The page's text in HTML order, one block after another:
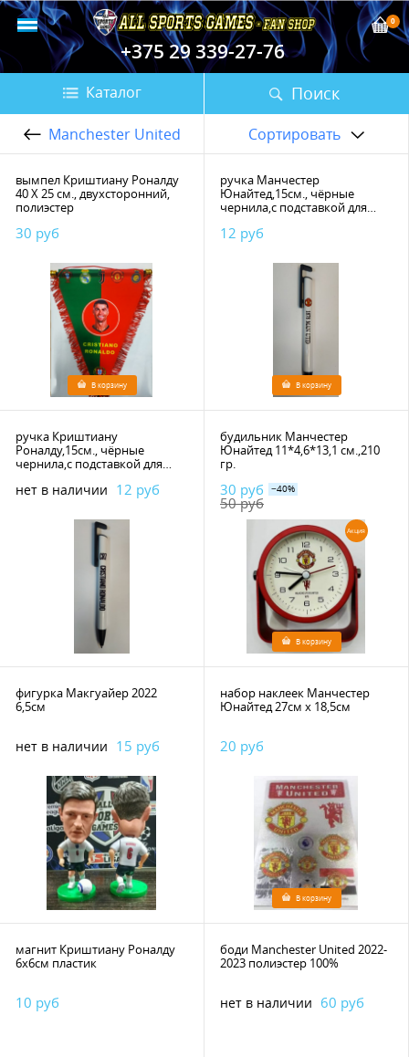
+375 29 339-27-76
Поиск
0
Каталог
Manchester United Сортировать
вымпел Криштиану Роналду
40 Х 25 см., двухсторонний,
полиэстер
30 руб
В корзину
ручка Манчестер
Юнайтед,15см., чёрные
чернила,с подставкой для
12 руб
В корзину
ручка Криштиану
Роналду,15см., чёрные
чернила,с подставкой для
нет в наличии 12 руб
будильник Манчестер
Юнайтед 11*4,6*13,1 см.,210
гр.
30 руб
50 руб
−40%
Акция
В корзину
фигурка Макгуайер 2022
6,5см
нет в наличии 15 руб
набор наклеек Манчестер
Юнайтед 27см х 18,5см
20 руб
В корзину
магнит Криштиану Роналду
6х6см пластик
10 руб
боди Manchester United 2022-
2023 полиэстер 100%
нет в наличии 60 руб